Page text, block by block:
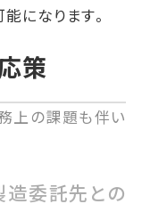
になります。
策
上の課題も伴い
造委託先との